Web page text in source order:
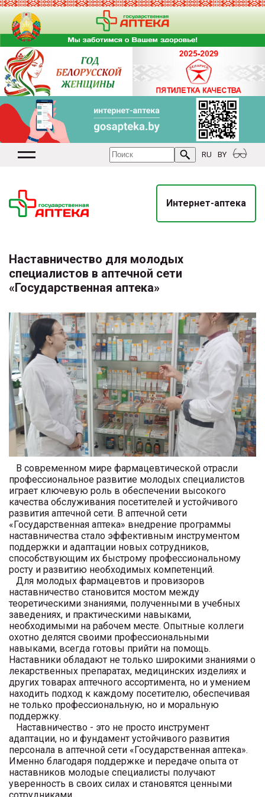
RU BY
Интернет-аптека
Наставничество для молодых
специалистов в аптечной сети
«Государственная аптека»
В современном мире фармацевтической отрасли
профессиональное развитие молодых специалистов
играет ключевую роль в обеспечении высокого
качества обслуживания посетителей и устойчивого
развития аптечной сети. В аптечной сети
«Государственная аптека» внедрение программы
наставничества стало эффективным инструментом
поддержки и адаптации новых сотрудников,
способствующим их быстрому профессиональному
росту и развитию необходимых компетенций.
Для молодых фармацевтов и провизоров
наставничество становится мостом между
теоретическими знаниями, полученными в учебных
заведениях, и практическими навыками,
необходимыми на рабочем месте. Опытные коллеги
охотно делятся своими профессиональными
навыками, всегда готовы прийти на помощь.
Наставники обладают не только широкими знаниями о
лекарственных препаратах, медицинских изделиях и
других товарах аптечного ассортимента, но и умением
находить подход к каждому посетителю, обеспечивая
не только профессиональную, но и моральную
поддержку.
Наставничество - это не просто инструмент
адаптации, но и фундамент устойчивого развития
персонала в аптечной сети «Государственная аптека».
Именно благодаря поддержке и передаче опыта от
наставников молодые специалисты получают
уверенность в своих силах и становятся ценными